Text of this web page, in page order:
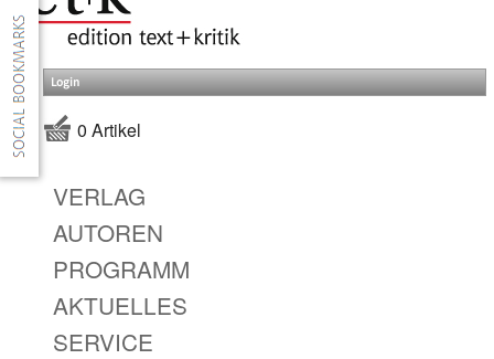
Login
0 Artikel
VERLAG
AUTOREN
PROGRAMM
AKTUELLES
SERVICE